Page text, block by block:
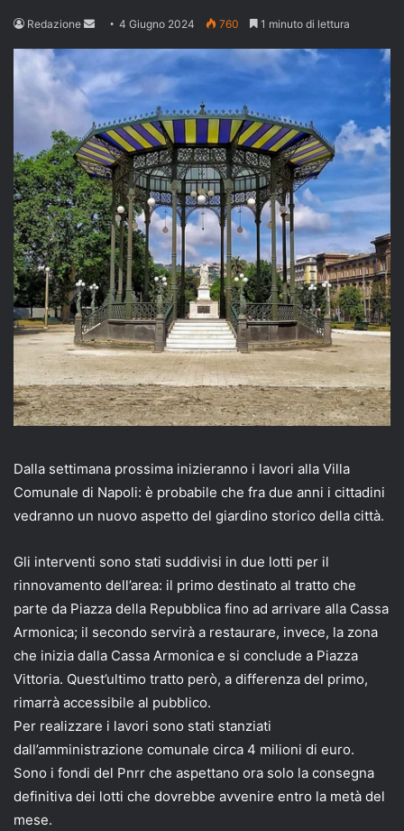
Redazione
Send4 Giugno 2024 760 1 minuto di lettura
Dalla settimana prossima inizieranno i lavori alla Villa
Comunale di Napoli: è probabile che fra due anni i cittadini
vedranno un nuovo aspetto del giardino storico della città.
Gli interventi sono stati suddivisi in due lotti per il
rinnovamento dell’area: il primo destinato al tratto che
parte da Piazza della Repubblica fino ad arrivare alla Cassa
Armonica; il secondo servirà a restaurare, invece, la zona
che inizia dalla Cassa Armonica e si conclude a Piazza
Vittoria. Quest’ultimo tratto però, a differenza del primo,
rimarrà accessibile al pubblico.
Per realizzare i lavori sono stati stanziati
dall’amministrazione comunale circa 4 milioni di euro.
Sono i fondi del Pnrr che aspettano ora solo la consegna
definitiva dei lotti che dovrebbe avvenire entro la metà del
mese.